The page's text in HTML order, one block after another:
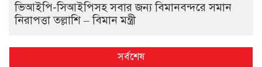
ভিআইপি-সিআইপিসহ সবার জন্য বিমানবন্দরে সমান
নিরাপত্তা তল্লাশি – বিমান মন্ত্রী
সর্বশেষ